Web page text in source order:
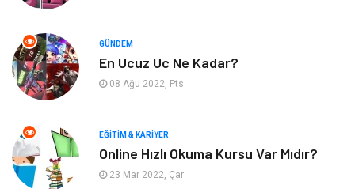
Organizasyon Plastik
Emlak
Finans & Ekonomi
Endüstriyel Ürünler
GÜNDEM
En Ucuz Uc Ne Kadar?
08 Ağu 2022, Pts
EĞITIM & KARIYER
Online Hızlı Okuma Kursu Var Mıdır?
23 Mar 2022, Çar